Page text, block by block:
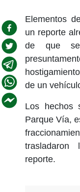
Elementos
un reporte
de que
de un
Los hechos
Parque Vía,
reporte.